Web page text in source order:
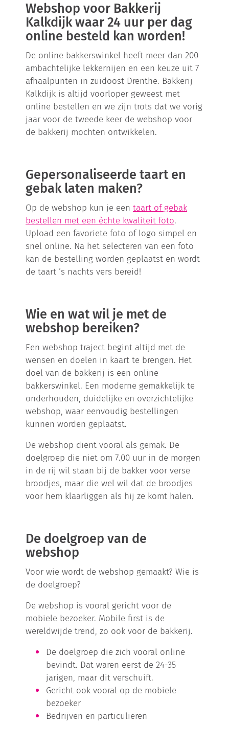
Webshop voor Bakkerij
Kalkdijk waar 24 uur per dag
online besteld kan worden!
De online bakkerswinkel heeft meer dan 200
ambachtelijke lekkernijen en een keuze uit 7
afhaalpunten in zuidoost Drenthe. Bakkerij
Kalkdijk is altijd voorloper geweest met
online bestellen en we zijn trots dat we vorig
jaar voor de tweede keer de webshop voor
de bakkerij mochten ontwikkelen.
Gepersonaliseerde taart en
gebak laten maken?
Op de webshop kun je eentaart of gebak
bestellen met een èchte kwaliteit foto.
Upload een favoriete foto of logo simpel en
snel online. Na het selecteren van een foto
kan de bestelling worden geplaatst en wordt
de taart ‘s nachts vers bereid!
Wie en wat wil je met de
webshop bereiken?
Een webshop traject begint altijd met de
wensen en doelen in kaart te brengen. Het
doel van de bakkerij is een online
bakkerswinkel. Een moderne gemakkelijk te
onderhouden, duidelijke en overzichtelijke
webshop, waar eenvoudig bestellingen
kunnen worden geplaatst.
De webshop dient vooral als gemak. De
doelgroep die niet om 7.00 uur in de morgen
in de rij wil staan bij de bakker voor verse
broodjes, maar die wel wil dat de broodjes
voor hem klaarliggen als hij ze komt halen.
De doelgroep van de
webshop
Voor wie wordt de webshop gemaakt? Wie is
de doelgroep?
De webshop is vooral gericht voor de
mobiele bezoeker. Mobile first is de
wereldwijde trend, zo ook voor de bakkerij.
De doelgroep die zich vooral online
bevindt. Dat waren eerst de 24-35
jarigen, maar dit verschuift.
Gericht ook vooral op de mobiele
bezoeker
Bedrijven en particulieren